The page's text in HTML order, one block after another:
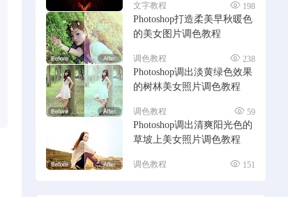
文字教程 198
Photoshop打造柔美早秋暖色
的美女图片调色教程
调色教程 238
Photoshop调出淡黄绿色效果
的树林美女照片调色教程
调色教程 59
Photoshop调出清爽阳光色的
草坡上美女照片调色教程
调色教程 151